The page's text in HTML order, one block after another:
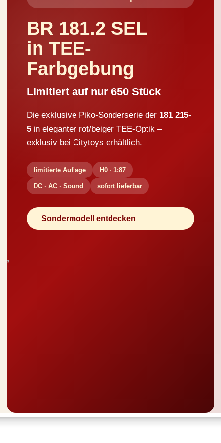
BR 181.2 SEL
in TEE-
Farbgebung
Limitiert auf nur 650 Stück
Die exklusive Piko-Sonderserie der 181 215-
5 in eleganter rot/beiger TEE-Optik –
exklusiv bei Citytoys erhältlich.
limitierte Auflage H0 · 1:87
DC · AC · Sound sofort lieferbar
Sondermodell entdecken